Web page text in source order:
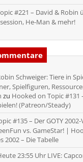
#221 – David & Robin
He-Man & mehr!
Schweiger: Tiere in
Spielfiguren,
zu Hooked on Topic #131
(Patreon/Steady)
#135 – Der GOTY
vs. GameStar! |
2002 – Die Tabelle
23:55 Uhr LIVE: